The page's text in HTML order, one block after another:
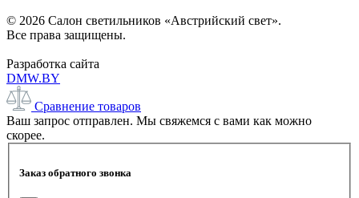
© 2026 Салон светильников «Австрийский свет».
Все права защищены.
Разработка сайта
DMW.BY
Сравнение товаров
Ваш запрос отправлен. Мы свяжемся с вами как можно
скорее.
Заказ обратного звонка